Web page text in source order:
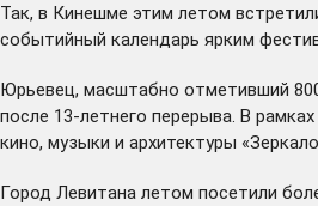
Так, в Кинешме этим летом
событийный календарь ярким
Юрьевец, масштабно отметивший
после 13-летнего перерыва. В
кино, музыки и архитектуры
Город Левитана летом посетили